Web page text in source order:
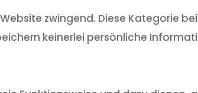
zwingend. Diese Kategorie
keinerlei persönliche